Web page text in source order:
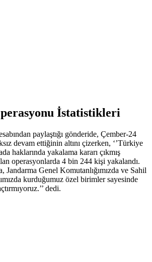
İstatistikleri
paylaştığı gönderide, Çember-24
devam ettiğinin altını çizerken, ‘’Türkiye
haklarında yakalama kararı çıkmış
operasyonlarda 4 bin 244 kişi yakalandı.
Jandarma Genel Komutanlığımızda ve Sahil
kurduğumuz özel birimler sayesinde
dedi.